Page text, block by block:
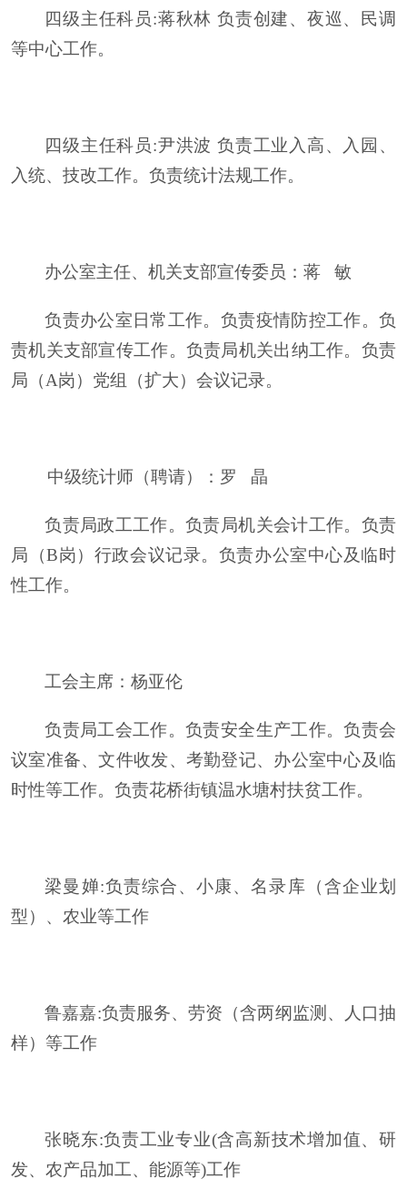
四级主任科员:蒋秋林 负责创建、夜巡、民调
等中心工作。
四级主任科员:尹洪波 负责工业入高、入园、
入统、技改工作。负责统计法规工作。
办公室主任、机关支部宣传委员 ：蒋 敏
负责办公室日常工作。负责疫情防控工作。负
责机关支部宣传工作。负责局机关出纳工作。负责
局（A岗）党组（扩大）会议记录。
中级统计师（聘请） ： 罗 晶
负责局政工工作。负责局机关会计工作。负责
局（B岗）行政会议记录。负责办公室中心及临时
性工作。
工会主席 ：杨亚伦
负责局工会工作。负责安全生产工作。负责会
议室准备、文件收发、考勤登记、办公室中心及临
时性等工作。负责花桥街镇温水塘村扶贫工作。
梁曼婵:负责综合、小康、名录库（含企业划
型）、农业等工作
鲁嘉嘉:负责服务、劳资（含两纲监测、人口抽
样）等工作
张晓东:负责工业专业(含高新技术增加值、研
发、农产品加工、能源等)工作